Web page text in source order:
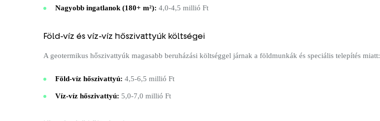
Nagyobb ingatlanok (180+ m²): 4,0-4,5 millió Ft
Föld-víz és víz-víz hőszivattyúk költségei
A geotermikus hőszivattyúk magasabb beruházási költséggel járnak a földmunkák és speciális telepítés miatt:
Föld-víz hőszivattyú: 4,5-6,5 millió Ft
Víz-víz hőszivattyú: 5,0-7,0 millió Ft